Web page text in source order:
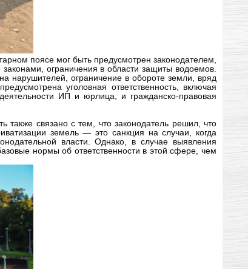
поясе мог быть предусмотрен законодателем,
ограничения в области защиты водоемов.
нарушителей, ограничение в обороте земли, вряд
уголовная ответственность, включая
ИП и юрлица, и гражданско-правовая
также связано с тем, что законодатель решил, что
земель — это санкция на случаи, когда
власти. Однако, в случае выявления
нормы об ответственности в этой сфере, чем